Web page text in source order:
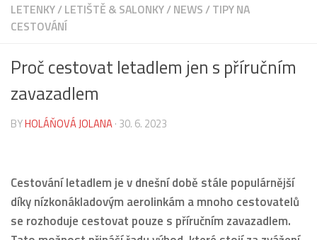
LETENKY/LETIŠTĚ & SALONKY/NEWS/TIPY NA
CESTOVÁNÍ
Proč cestovat letadlem jen s příručním
zavazadlem
BYHOLÁŇOVÁ JOLANA· 30. 6. 2023
Cestování letadlem je v dnešní době stále populárnější
díky nízkonákladovým aerolinkám a mnoho cestovatelů
se rozhoduje cestovat pouze s příručním zavazadlem.